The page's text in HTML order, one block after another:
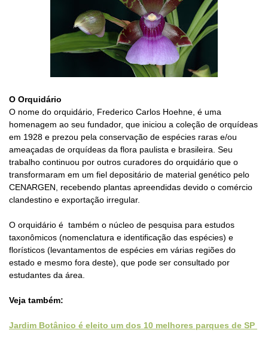
O Orquidário
O nome do orquidário, Frederico Carlos Hoehne, é uma
homenagem ao seu fundador, que iniciou a coleção de orquídeas
em 1928 e prezou pela conservação de espécies raras e/ou
ameaçadas de orquídeas da flora paulista e brasileira. Seu
trabalho continuou por outros curadores do orquidário que o
transformaram em um fiel depositário de material genético pelo
CENARGEN, recebendo plantas apreendidas devido o comércio
clandestino e exportação irregular.
O orquidário é também o núcleo de pesquisa para estudos
taxonômicos (nomenclatura e identificação das espécies) e
florísticos (levantamentos de espécies em várias regiões do
estado e mesmo fora deste), que pode ser consultado por
estudantes da área.
Veja também:
Jardim Botânico é eleito um dos 10 melhores parques de SP